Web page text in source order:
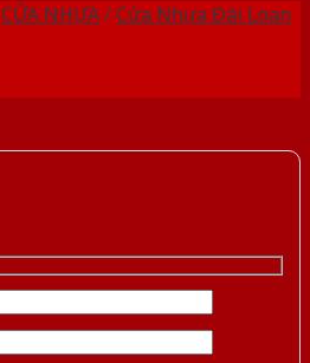
CỬA NHỰA/Cửa Nhựa Đài Loan